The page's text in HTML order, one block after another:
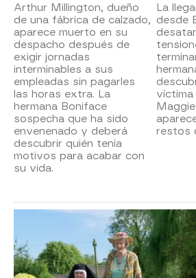
Arthur Millington, dueño
de una fábrica de calzado,
aparece muerto en su
despacho después de
exigir jornadas
interminables a sus
empleadas sin pagarles
las horas extra. La
hermana Boniface
sospecha que ha sido
envenenado y deberá
descubrir quién tenía
motivos para acabar con
su vida.
La
desde
víctima
restos